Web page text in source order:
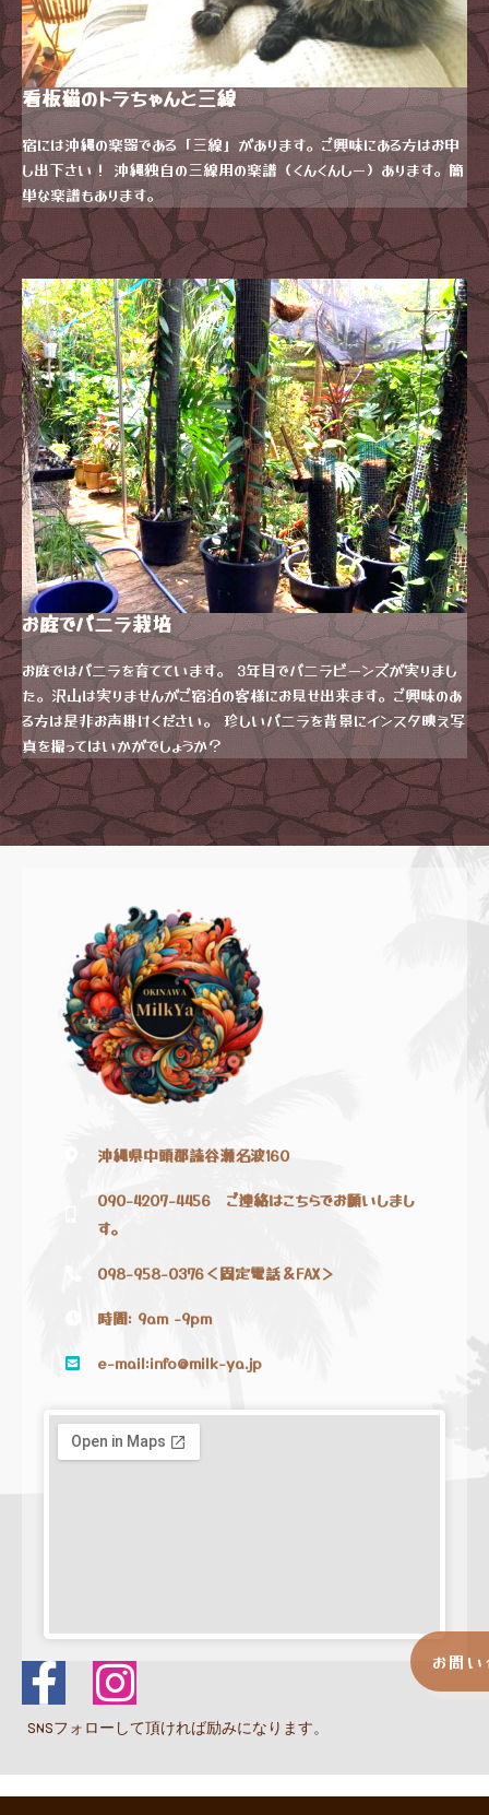
看板猫のトラちゃんと三線
宿には沖縄の楽器である「三線」があります。ご興味にある方はお申
し出下さい！ 沖縄独自の三線用の楽譜（くんくんしー）あります。簡
単な楽譜もあります。
お庭でバニラ栽培
お庭ではバニラを育てています。 3年目でバニラビーンズが実りまし
た。沢山は実りませんがご宿泊の客様にお見せ出来ます。ご興味のあ
る方は是非お声掛けください。 珍しいバニラを背景にインスタ映え写
真を撮ってはいかがでしょうか？
沖縄県中頭郡読谷瀬名波160
090-4207-4456 ご連絡はこちらでお願いしまし
す。
098-958-0376＜固定電話＆FAX＞
時間: 9am -9pm
e-mail:info@milk-ya.jp
SNSフォローして頂ければ励みになります。
お問